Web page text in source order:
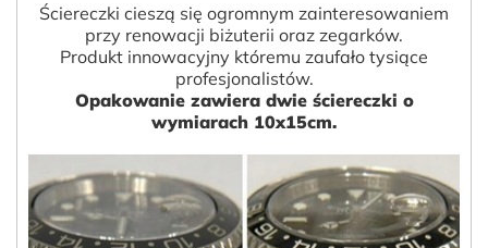
Ściereczki cieszą się ogromnym zainteresowaniem
przy renowacji biżuterii oraz zegarków.
Produkt innowacyjny któremu zaufało tysiące
profesjonalistów.
Opakowanie zawiera dwie ściereczki o
wymiarach 10x15cm.